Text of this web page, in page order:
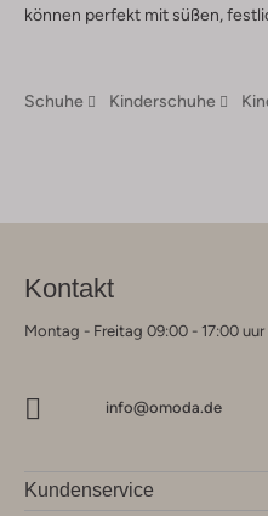
können perfekt mit süßen,
Schuhe
Kinderschuhe
Kontakt
Montag - Freitag 09:00 - 17:00 uur
info@omoda.de
Kundenservice